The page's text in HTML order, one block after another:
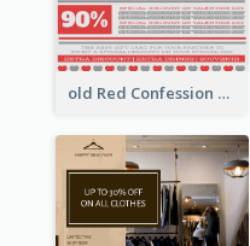
old Red Confession Gift Card Design Template